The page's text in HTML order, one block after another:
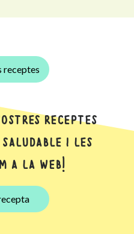
receptes
receptes
i les
a la web!